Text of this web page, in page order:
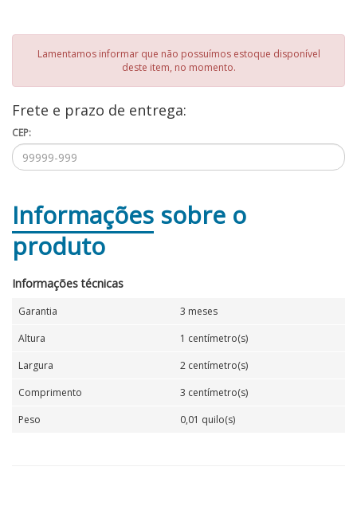
Lamentamos informar que não possuímos estoque disponível
deste item, no momento.
Frete e prazo de entrega:
CEP:
Informações sobre o
produto
Informações técnicas
Garantia
3 meses
Altura
1 centímetro(s)
Largura
2 centímetro(s)
Comprimento
3 centímetro(s)
Peso
0,01 quilo(s)